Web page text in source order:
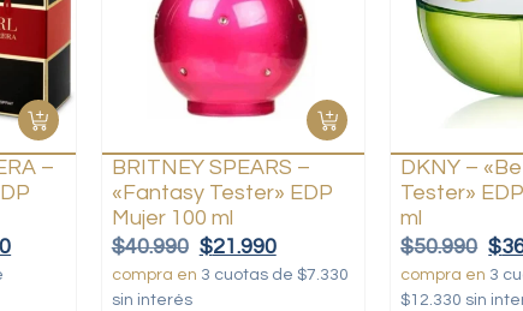
–
BRITNEY SPEARS –
«Fantasy Tester» EDP
Mujer 100 ml
$40.990 $21.990
compra en 3 cuotas de $7.330
sin interés
DKNY –
Tester»
ml
$50.990 $
compra en 3
$12.330 sin